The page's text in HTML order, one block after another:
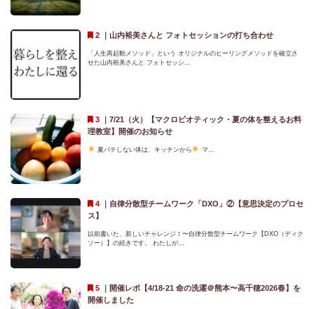
｜ 山内裕美さんと フォトセッションの打ち合わせ
「人生再起動メソッド」という オリジナルのヒーリングメソッドを確立さ
せた山内裕美さんと フォトセッシ...
｜ 7/21（火）【マクロビオティック・夏の体を整えるお料
理教室】開催のお知らせ
夏バテしない体は、キッチンから マ...
｜ 自律分散型チームワーク「DXO」②【意思決定のプロセ
ス】
以前書いた、新しいチャレンジ！〜自律分散型チームワーク【DXO（ディク
ソー）】の続きです。 わたしが...
｜ 開催レポ【4/18-21 命の洗濯＠熊本〜高千穂2026春】を
開催しました